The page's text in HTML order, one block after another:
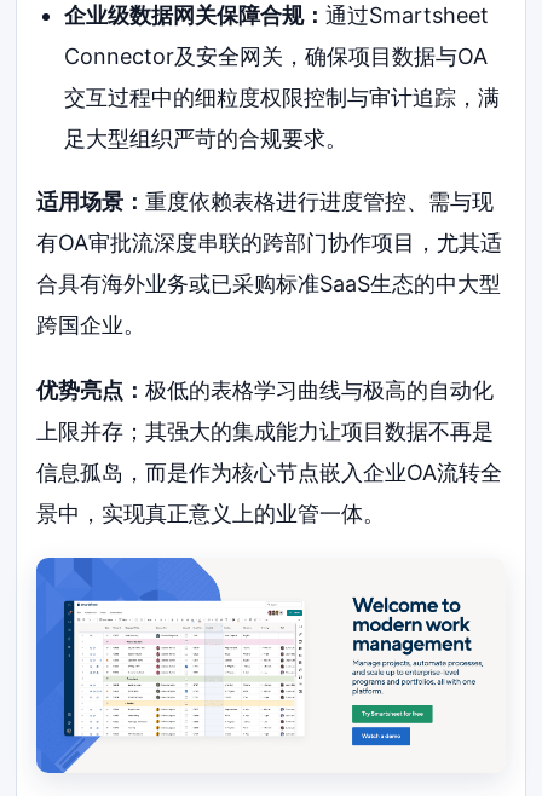
企业级数据网关保障合规： 通过Smartsheet
Connector及安全网关，确保项目数据与OA
交互过程中的细粒度权限控制与审计追踪，满
足大型组织严苛的合规要求。
适用场景：重度依赖表格进行进度管控、需与现
有OA审批流深度串联的跨部门协作项目，尤其适
合具有海外业务或已采购标准SaaS生态的中大型
跨国企业。
优势亮点：极低的表格学习曲线与极高的自动化
上限并存；其强大的集成能力让项目数据不再是
信息孤岛，而是作为核心节点嵌入企业OA流转全
景中，实现真正意义上的业管一体。